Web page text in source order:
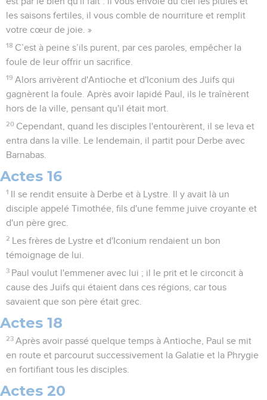
les saisons fertiles, il vous comble de nourriture et remplit
votre cœur de joie. »
18 C’est à peine s’ils purent, par ces paroles, empêcher la
foule de leur offrir un sacrifice.
19 Alors arrivèrent d'Antioche et d'Iconium des Juifs qui
gagnèrent la foule. Après avoir lapidé Paul, ils le traînèrent
hors de la ville, pensant qu'il était mort.
20 Cependant, quand les disciples l'entourèrent, il se leva et
entra dans la ville. Le lendemain, il partit pour Derbe avec
Barnabas.
Actes 16
1
Il se rendit ensuite à Derbe et à Lystre. Il y avait là un
disciple appelé Timothée, fils d'une femme juive croyante et
d'un père grec.
2
Les frères de Lystre et d'Iconium rendaient un bon
témoignage de lui.
3 Paul voulut l'emmener avec lui ; il le prit et le circoncit à
cause des Juifs qui étaient dans ces régions, car tous
savaient que son père était grec.
Actes 18
23 Après avoir passé quelque temps à Antioche, Paul se mit
en route et parcourut successivement la Galatie et la Phrygie
en fortifiant tous les disciples.
Actes 20